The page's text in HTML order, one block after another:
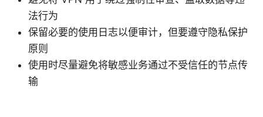
法行为
保留必要的使用日志以便审计，但要遵守隐私保护
原则
使用时尽量避免将敏感业务通过不受信任的节点传
输